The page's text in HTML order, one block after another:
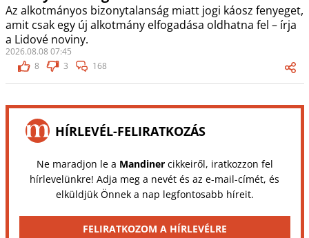
Az alkotmányos bizonytalanság miatt jogi káosz fenyeget,
amit csak egy új alkotmány elfogadása oldhatna fel – írja
a Lidové noviny.
2026.08.08 07:45
8
3 168
HÍRLEVÉL-FELIRATKOZÁS
Ne maradjon le a Mandinercikkeiről, iratkozzon fel
hírlevelünkre! Adja meg a nevét és az e-mail-címét, és
elküldjük Önnek a nap legfontosabb híreit.
FELIRATKOZOM A HÍRLEVÉLRE